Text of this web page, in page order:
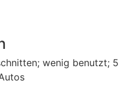
wenig benutzt; 5